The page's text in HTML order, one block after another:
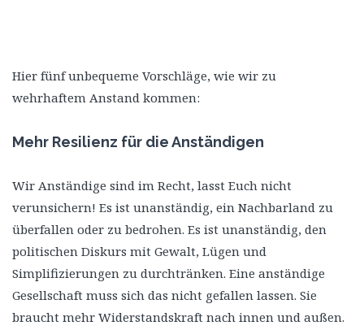
Hier fünf unbequeme Vorschläge, wie wir zu
wehrhaftem Anstand kommen:
Mehr Resilienz für die Anständigen
Wir Anständige sind im Recht, lasst Euch nicht
verunsichern! Es ist unanständig, ein Nachbarland zu
überfallen oder zu bedrohen. Es ist unanständig, den
politischen Diskurs mit Gewalt, Lügen und
Simplifizierungen zu durchtränken. Eine anständige
Gesellschaft muss sich das nicht gefallen lassen. Sie
braucht mehr Widerstandskraft nach innen und außen.